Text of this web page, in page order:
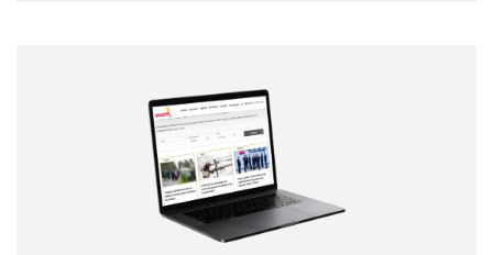
Correo electrónico
Tipo de comentario